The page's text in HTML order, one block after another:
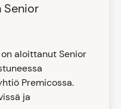
Senior
aloittanut Senior
Premicossa.
ja